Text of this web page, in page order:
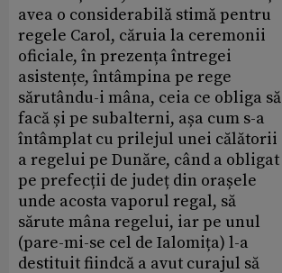
avea o considerabilă stimă pentru
regele Carol, căruia la ceremonii
oficiale, în prezența întregei
asistențe, întâmpina pe rege
sărutându-i mâna, ceia ce obliga să
facă și pe subalterni, așa cum s-a
întâmplat cu prilejul unei călătorii
a regelui pe Dunăre, când a obligat
pe prefecții de județ din orașele
unde acosta vaporul regal, să
sărute mâna regelui, iar pe unul
(pare-mi-se cel de Ialomița) l-a
destituit fiindcă a avut curajul să